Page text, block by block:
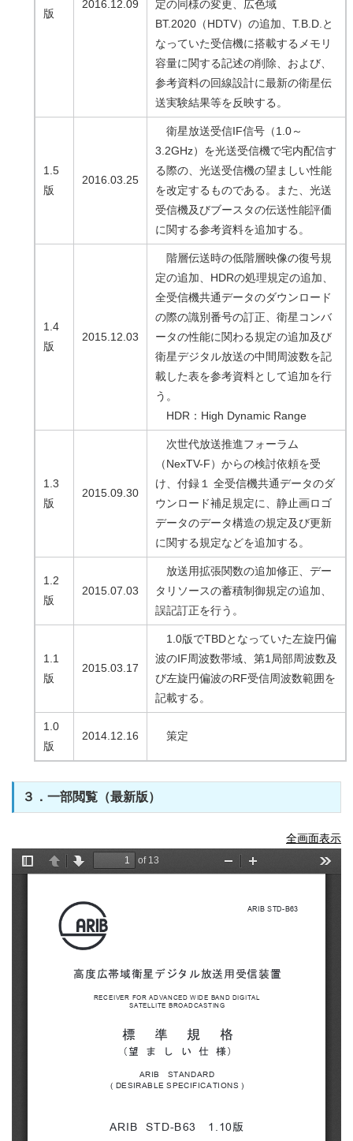
版
2016.12.09
定の同様の変更、広色域
BT.2020（HDTV）の追加、T.B.D.と
なっていた受信機に搭載するメモリ
容量に関する記述の削除、および、
参考資料の回線設計に最新の衛星伝
送実験結果等を反映する。
1.5
版
2016.03.25
衛星放送受信IF信号（1.0～
3.2GHz）を光送受信機で宅内配信す
る際の、光送受信機の望ましい性能
を改定するものである。また、光送
受信機及びブースタの伝送性能評価
に関する参考資料を追加する。
1.4
版
2015.12.03
階層伝送時の低階層映像の復号規
定の追加、HDRの処理規定の追加、
全受信機共通データのダウンロード
の際の識別番号の訂正、衛星コンバ
ータの性能に関わる規定の追加及び
衛星デジタル放送の中間周波数を記
載した表を参考資料として追加を行
う。
HDR：High Dynamic Range
1.3
版
2015.09.30
次世代放送推進フォーラム
（NexTV-F）からの検討依頼を受
け、付録１ 全受信機共通データのダ
ウンロード補足規定に、静止画ロゴ
データのデータ構造の規定及び更新
に関する規定などを追加する。
1.2
版
2015.07.03
放送用拡張関数の追加修正、デー
タリソースの蓄積制御規定の追加、
誤記訂正を行う。
1.1
版
2015.03.17
1.0版でTBDとなっていた左旋円偏
波のIF周波数帯域、第1局部周波数及
び左旋円偏波のRF受信周波数範囲を
記載する。
1.0
版
2014.12.16 策定
３．一部閲覧（最新版）
全画面表示